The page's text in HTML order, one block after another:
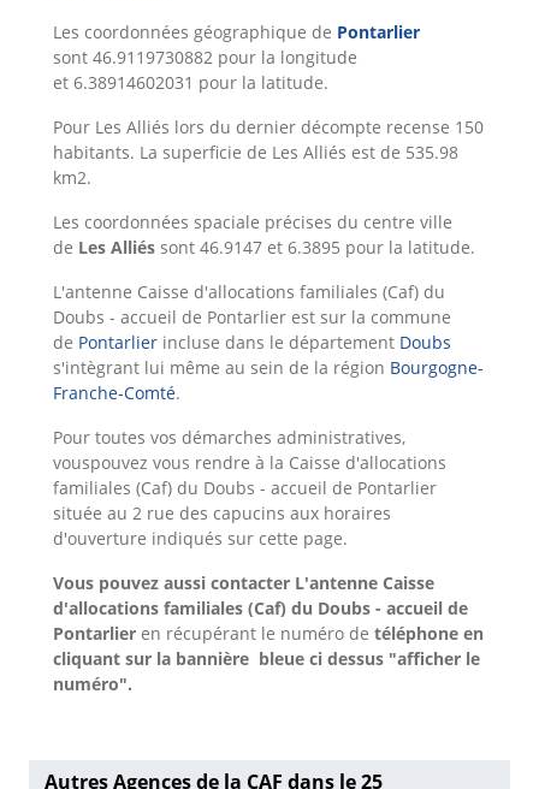
Les coordonnées géographique de Pontarlier
sont 46.9119730882 pour la longitude
et 6.38914602031 pour la latitude.
Pour Les Alliés lors du dernier décompte recense 150
habitants. La superficie de Les Alliés est de 535.98
km2.
Les coordonnées spaciale précises du centre ville
de Les Alliés sont 46.9147 et 6.3895 pour la latitude.
L'antenne Caisse d'allocations familiales (Caf) du
Doubs - accueil de Pontarlier est sur la commune
de Pontarlier incluse dans le département Doubs
s'intègrant lui même au sein de la région Bourgogne-
Franche-Comté.
Pour toutes vos démarches administratives,
vouspouvez vous rendre à la Caisse d'allocations
familiales (Caf) du Doubs - accueil de Pontarlier
située au 2 rue des capucins aux horaires
d'ouverture indiqués sur cette page.
Vous pouvez aussi contacter L'antenne Caisse
d'allocations familiales (Caf) du Doubs - accueil de
Pontarlier en récupérant le numéro de téléphone en
cliquant sur la bannière bleue ci dessus "afficher le
numéro".
Autres Agences de la CAF dans le 25